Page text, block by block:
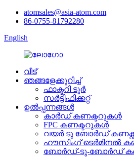
atomsales@asia-atom.com
86-0755-81792280
English
വീട്
ഞങ്ങളേക്കുറിച്ച്
ഫാക്ടറി ടൂർ
സർട്ടിഫിക്കറ്റ്
ഉൽപ്പന്നങ്ങൾ
കാർഡ് കണക്ടറുകൾ
FPC കണക്ടറുകൾ
വയർ ടു ബോർഡ്
ഹൗസിംഗ് ടെർമിനൽ
ബോർഡ്-ടു-ബോർഡ്